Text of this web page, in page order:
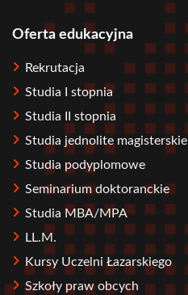
Stopka
Oferta edukacyjna
Rekrutacja
Studia I stopnia
Studia II stopnia
Studia jednolite magisterskie
Studia podyplomowe
Seminarium doktoranckie
Studia MBA/MPA
LL.M.
Kursy Uczelni Łazarskiego
Szkoły praw obcych